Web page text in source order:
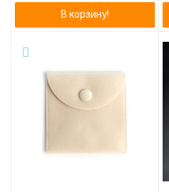
В корзину!